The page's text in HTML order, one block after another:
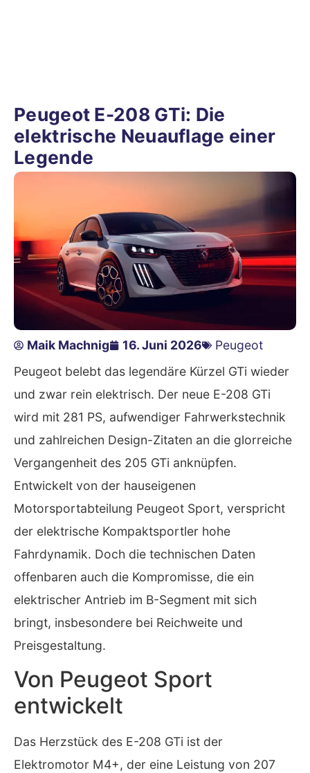
Peugeot E-208 GTi: Die
elektrische Neuauflage einer
Legende
Maik Machnig 16. Juni 2026
Peugeot
Peugeot belebt das legendäre Kürzel GTi wieder
und zwar rein elektrisch. Der neue E-208 GTi
wird mit 281 PS, aufwendiger Fahrwerkstechnik
und zahlreichen Design-Zitaten an die glorreiche
Vergangenheit des 205 GTi anknüpfen.
Entwickelt von der hauseigenen
Motorsportabteilung Peugeot Sport, verspricht
der elektrische Kompaktsportler hohe
Fahrdynamik. Doch die technischen Daten
offenbaren auch die Kompromisse, die ein
elektrischer Antrieb im B-Segment mit sich
bringt, insbesondere bei Reichweite und
Preisgestaltung.
Von Peugeot Sport
entwickelt
Das Herzstück des E-208 GTi ist der
Elektromotor M4+, der eine Leistung von 207